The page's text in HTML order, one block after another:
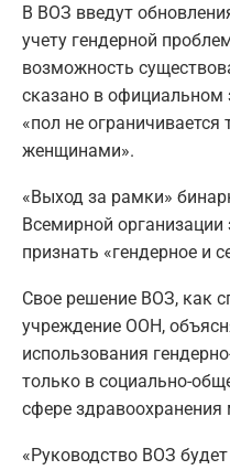
В ВОЗ введут
учету гендерной
возможность
сказано в официальном
«пол не
женщинами».
«Выход за рамки»
Всемирной организации
признать «гендерное и
Свое решение ВОЗ, как
учреждение ООН,
использования
только в социально-
сфере здравоохранения
«Руководство ВОЗ